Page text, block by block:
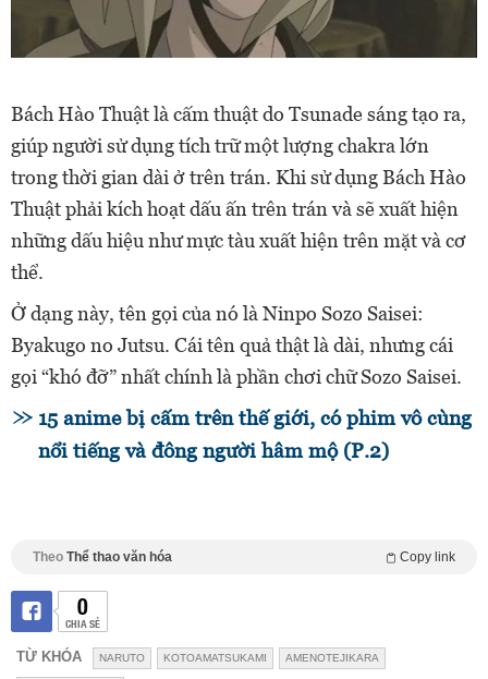
Bách Hào Thuật là cấm thuật do Tsunade sáng tạo ra,
giúp người sử dụng tích trữ một lượng chakra lớn
trong thời gian dài ở trên trán. Khi sử dụng Bách Hào
Thuật phải kích hoạt dấu ấn trên trán và sẽ xuất hiện
những dấu hiệu như mực tàu xuất hiện trên mặt và cơ
thể.
Ở dạng này, tên gọi của nó là Ninpo Sozo Saisei:
Byakugo no Jutsu. Cái tên quả thật là dài, nhưng cái
gọi “khó đỡ” nhất chính là phần chơi chữ Sozo Saisei.
15 anime bị cấm trên thế giới, có phim vô cùng
nổi tiếng và đông người hâm mộ (P.2)
Theo Thể thao văn hóa Copy link
0
CHIA SẺ
TỪ KHÓA NARUTO KOTOAMATSUKAMI AMENOTEJIKARA